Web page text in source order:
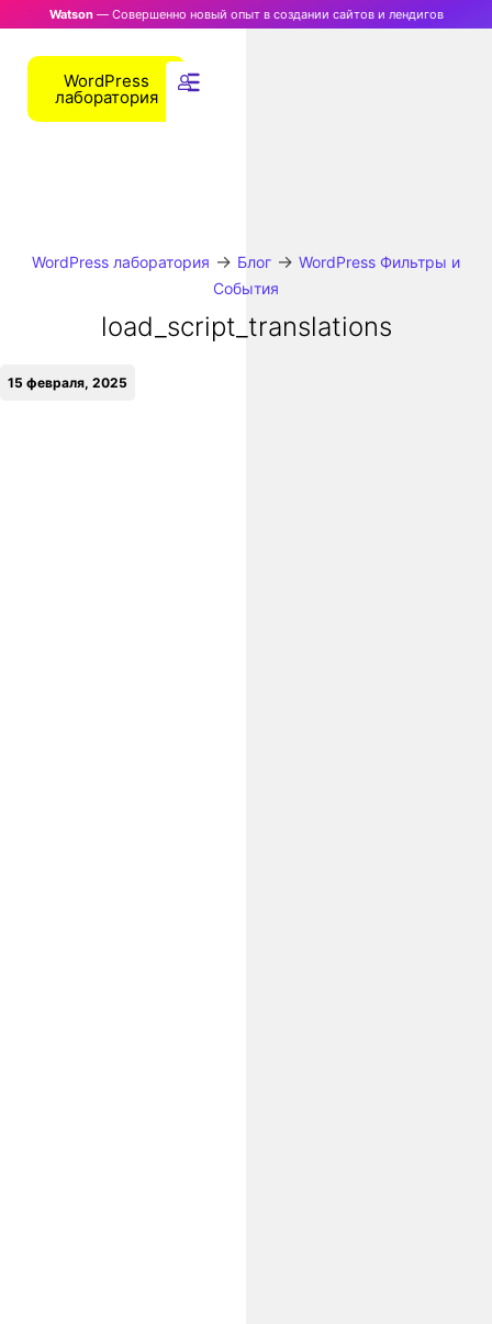
Watson— Совершенно новый опыт в создании сайтов и лендигов
WordPress
лаборатория
WordPress лаборатория → Блог → WordPress Фильтры и
События
load_script_translations
15 февраля, 2025